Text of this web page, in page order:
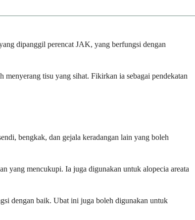
dipanggil perencat JAK, yang berfungsi dengan
menyerang tisu yang sihat. Fikirkan ia sebagai pendekatan
bengkak, dan gejala keradangan lain yang boleh
yang mencukupi. Ia juga digunakan untuk alopecia areata
dengan baik. Ubat ini juga boleh digunakan untuk